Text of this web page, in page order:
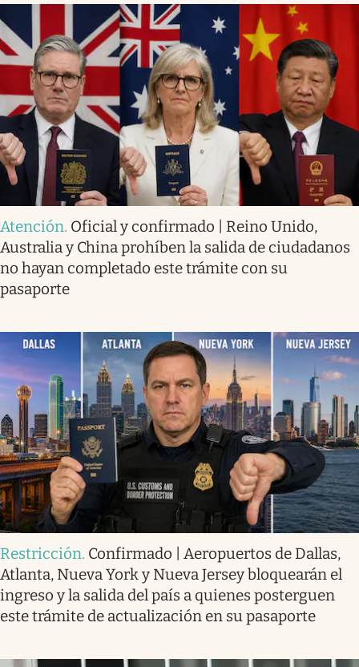
Atención. Oficial y confirmado | Reino Unido,
Australia y China prohíben la salida de ciudadanos
no hayan completado este trámite con su
pasaporte
Restricción. Confirmado | Aeropuertos de Dallas,
Atlanta, Nueva York y Nueva Jersey bloquearán el
ingreso y la salida del país a quienes posterguen
este trámite de actualización en su pasaporte